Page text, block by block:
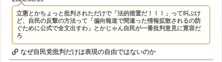
立憲とかちょっと批判されただけで「法的措置だ！！！」って叫ぶけ
ど、自民の反撃の方法って「偏向報道で間違った情報拡散されるの防
ぐために公式で全文出すわ」とかじゃん自民が一番批判意見に寛容だ
ろ
なぜ自民党批判だけは表現の自由ではないのか